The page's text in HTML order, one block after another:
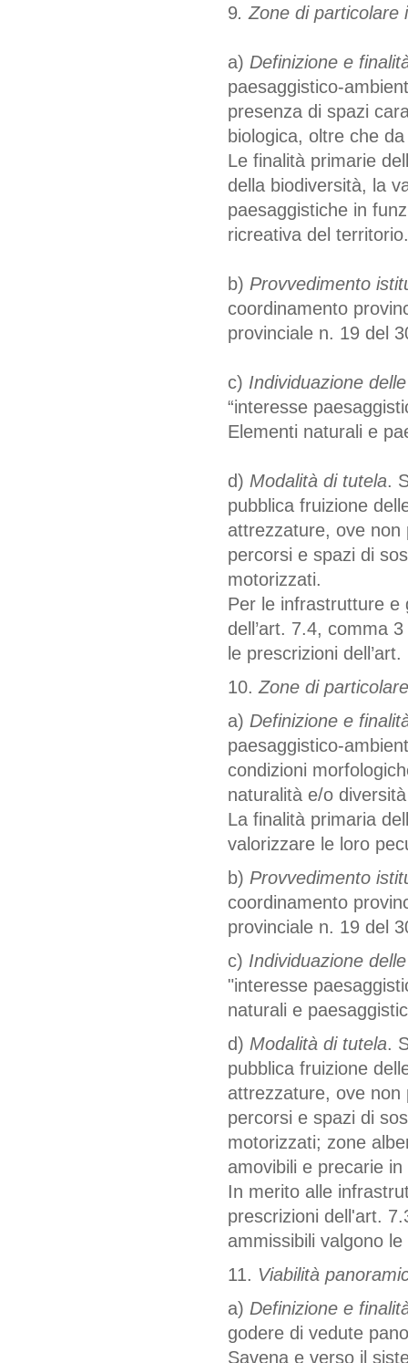
9. Zone di particolare
a) Definizione e
paesaggistico-
presenza di spazi
biologica, oltre che
Le finalità primarie
della biodiversità, la
paesaggistiche in
ricreativa del territorio.
b) Provvedimento
coordinamento
provinciale n. 19 del
c) Individuazione
“interesse
Elementi naturali e
d) Modalità di tutela.
pubblica fruizione
attrezzature, ove non
percorsi e spazi di
motorizzati.
Per le infrastrutture e
dell’art. 7.4, comma
le prescrizioni
10. Zone di
a) Definizione e
paesaggistico-
condizioni
naturalità e/o
La finalità primaria
valorizzare le loro
b) Provvedimento
coordinamento
provinciale n. 19 del
c) Individuazione
"interesse
naturali e
d) Modalità di tutela.
pubblica fruizione
attrezzature, ove non
percorsi e spazi di
motorizzati; zone
amovibili e precarie
In merito alle
prescrizioni dell'art.
ammissibili valgono
11. Viabilità
a) Definizione e
godere di vedute
Savena e verso il